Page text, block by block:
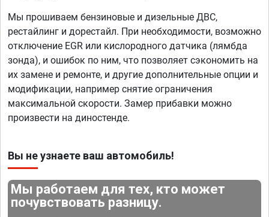
Мы прошиваем бензиновые и дизельные ДВС,
рестайлинг и дорестайл. При необходимости, возможно
отключение EGR или кислородного датчика (лямбда
зонда), и ошибок по ним, что позволяет сэкономить на
их замене и ремонте, и другие дополнительные опции и
модификации, например снятие ограничения
максимальной скорости. Замер прибавки можно
произвести на диностенде.
Вы не узнаете ваш автомобиль!
Мы работаем для тех, кто может
почувствовать разницу.